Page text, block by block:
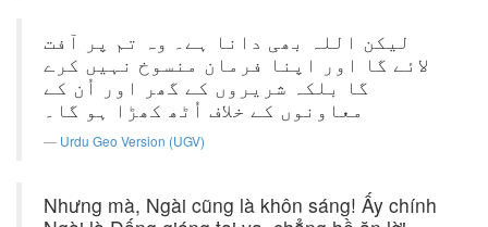
لیکن اللہ بھی دانا ہے۔ وہ تم پر آفت
لائے گا اور اپنا فرمان منسوخ نہیں کرے
گا بلکہ شریروں کے گھر اور اُن کے
معاونوں کے خلاف اُٹھ کھڑا ہو گا۔
Urdu Geo Version (UGV)
Nhưng mà, Ngài cũng là khôn sáng! Ấy chính